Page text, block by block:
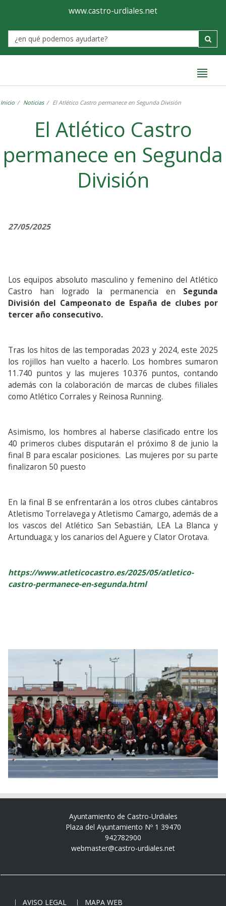
Ayuntamiento
de
Castro-
www.castro-urdiales.net
Label
Inicio Noticias El Atlético Castro permanece en Segunda División
El Atlético Castro
permanece en Segunda
División
27/05/2025
Los equipos absoluto masculino y femenino del Atlético
Castro han logrado la permanencia en Segunda
División del Campeonato de España de clubes por
tercer año consecutivo.
Tras los hitos de las temporadas 2023 y 2024, este 2025
los rojillos han vuelto a hacerlo. Los hombres sumaron
11.740 puntos y las mujeres 10.376 puntos, contando
además con la colaboración de marcas de clubes filiales
como Atlético Corrales y Reinosa Running.
Asimismo, los hombres al haberse clasificado entre los
40 primeros clubes disputarán el próximo 8 de junio la
final B para escalar posiciones. Las mujeres por su parte
finalizaron 50 puesto
En la final B se enfrentarán a los otros clubes cántabros
Atletismo Torrelavega y Atletismo Camargo, además de a
los vascos del Atlético San Sebastián, LEA La Blanca y
Artunduaga; y los canarios del Aguere y Clator Orotava.
https://www.atleticocastro.es/2025/05/atletico-
castro-permanece-en-segunda.html
Ayuntamiento de Castro-Urdiales
Plaza del Ayuntamiento Nº 1 39470
942782900
webmaster@castro-urdiales.net
AVISO LEGAL MAPA WEB